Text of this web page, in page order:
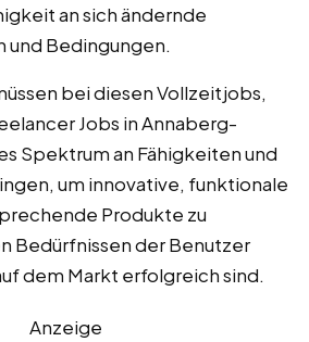
an sich ändernde
und Bedingungen.
bei diesen Vollzeitjobs,
Jobs in Annaberg-
Spektrum an Fähigkeiten und
um innovative, funktionale
Produkte zu
Bedürfnissen der Benutzer
dem Markt erfolgreich sind.
Anzeige